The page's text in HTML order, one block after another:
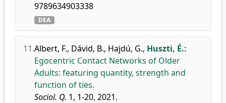
9789634903338
DEA
11.Albert, F., Dávid, B., Hajdú, G., Huszti, É.:
Egocentric Contact Networks of Older
Adults: featuring quantity, strength and
function of ties.
Sociol. Q. 1, 1-20, 2021.